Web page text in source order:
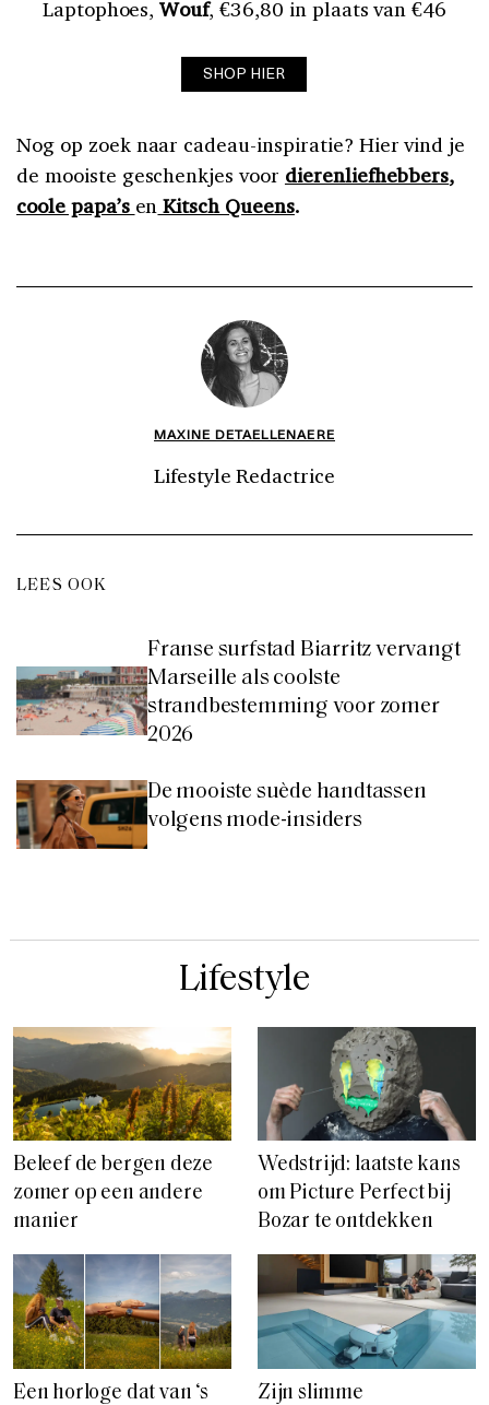
Laptophoes,Wouf, €36,80 in plaats van €46
SHOP HIER
Nog op zoek naar cadeau-inspiratie? Hier vind je
de mooiste geschenkjes voor dierenliefhebbers,
coole papa’s en Kitsch Queens.
MAXINE DETAELLENAERE
Lifestyle Redactrice
LEES OOK
Franse surfstad Biarritz vervangt
Marseille als coolste
strandbestemming voor zomer
2026
De mooiste suède handtassen
volgens mode-insiders
Lifestyle
Beleef de bergen deze
zomer op een andere
manier
Wedstrijd: laatste kans
om Picture Perfect bij
Bozar te ontdekken
Een horloge dat van ‘s
Zijn slimme